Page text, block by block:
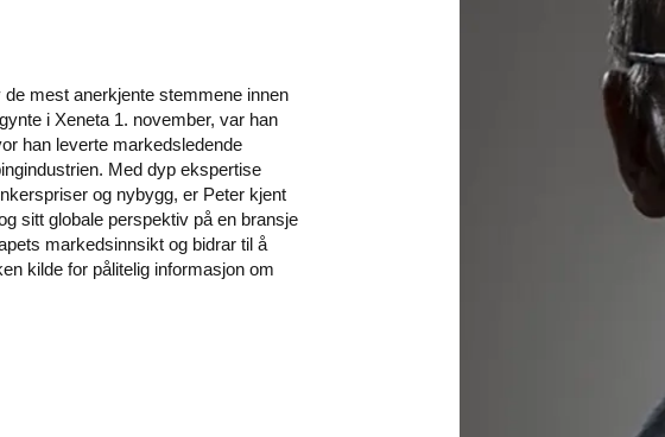
mest anerkjente stemmene innen
i Xeneta 1. november, var han
han leverte markedsledende
Med dyp ekspertise
og nybygg, er Peter kjent
sitt globale perspektiv på en bransje
markedsinnsikt og bidrar til å
kilde for pålitelig informasjon om